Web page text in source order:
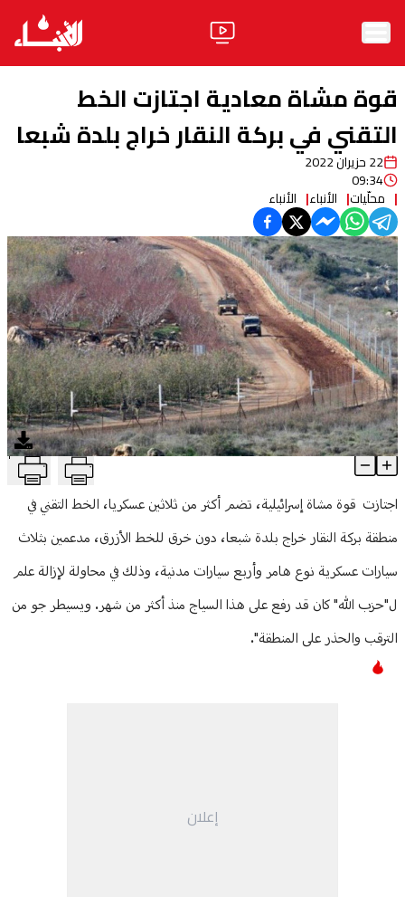
الأخبار
ثقافة ومجتمع
منوعات
آراء
فيديو
مواقف
وليد جنبلاطالحزب
ابحث
قوة مشاة معادية اجتازت الخط
التقني في بركة النقار خراج بلدة شبعا
22 حزيران 2022
09:34
محلّيات الأنباء الأنباء
قوة مشاة معادية اجتازت الخط التقني في بركة النقار خراج بلدة شبعا
T
Article Content
اجتازت قوة مشاة إسرائيلية، تضم أكثر من ثلاثين عسكريا، الخط التقني في
منطقة بركة النقار خراج بلدة شبعا، دون خرق للخط الأزرق، مدعمين بثلاث
سيارات عسكرية نوع هامر وأربع سيارات مدنية، وذلك في محاولة لإزالة علم
ل"حزب الله" كان قد رفع على هذا السياج منذ أكثر من شهر. ويسيطر جو من
الترقب والحذر على المنطقة".
إعلان